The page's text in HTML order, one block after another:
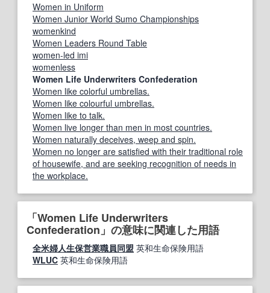
Women in Uniform
Women Junior World Sumo Championships
womenkind
Women Leaders Round Table
women-led imi
womenless
Women Life Underwriters Confederation
Women like colorful umbrellas.
Women like colourful umbrellas.
Women like to talk.
Women live longer than men in most countries.
Women naturally deceives, weep and spin.
Women no longer are satisfied with their traditional role
of housewife, and are seeking recognition of needs in
the workplace.
「Women Life Underwriters
Confederation」の意味に関連した用語
全米婦人生保営業職員同盟 英和生命保険用語
WLUC 英和生命保険用語